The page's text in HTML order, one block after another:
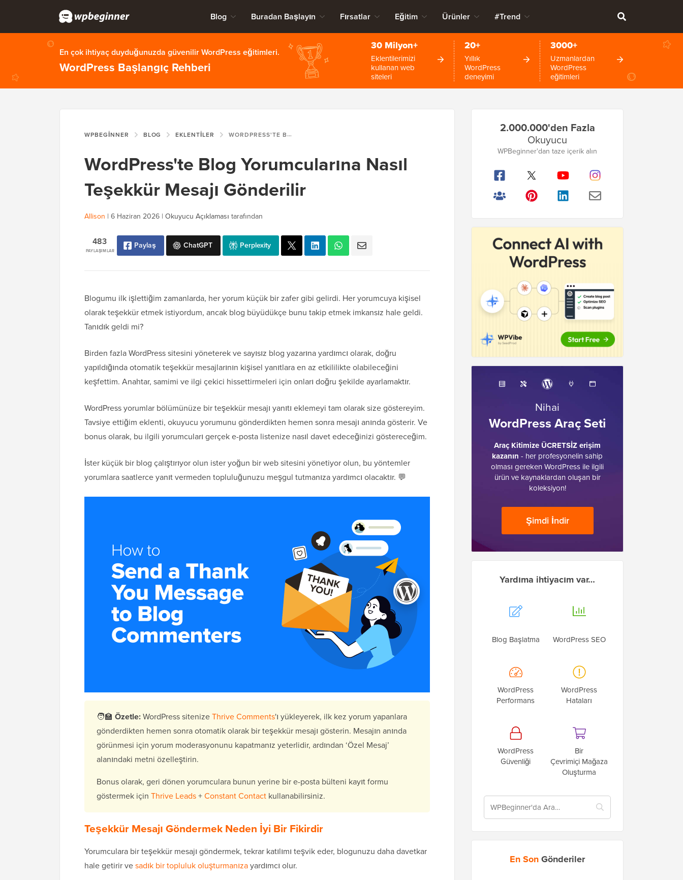
Blog Buradan Başlayın Fırsatlar Eğitim Ürünler #Trend
En çok ihtiyaç duyduğunuzda güvenilir WordPress eğitimleri.
WordPress Başlangıç Rehberi
30 Milyon+
Eklentilerimizi
kullanan web
siteleri
20+
Yıllık
WordPress
deneyimi
3000+
Uzmanlardan
WordPress
eğitimleri
WPBEGINNER BLOG EKLENTILER WORDPRESS'TE BLOG YORUMCULARINA NASIL TEŞEKKÜR MESAJI GÖNDERILIR
WordPress'te Blog Yorumcularına Nasıl
Teşekkür Mesajı Gönderilir
Allison | 6 Haziran 2026 | Okuyucu Açıklaması tarafından
PAYLAŞIMLAR
483 Paylaş ChatGPT Perplexity
Blogumu ilk işlettiğim zamanlarda, her yorum küçük bir zafer gibi gelirdi. Her yorumcuya kişisel
olarak teşekkür etmek istiyordum, ancak blog büyüdükçe bunu takip etmek imkansız hale geldi.
Tanıdık geldi mi?
Birden fazla WordPress sitesini yöneterek ve sayısız blog yazarına yardımcı olarak, doğru
yapıldığında otomatik teşekkür mesajlarının kişisel yanıtlara en az etkililikte olabileceğini
keşfettim. Anahtar, samimi ve ilgi çekici hissettirmeleri için onları doğru şekilde ayarlamaktır.
WordPress yorumlar bölümünüze bir teşekkür mesajı yanıtı eklemeyi tam olarak size göstereyim.
Tavsiye ettiğim eklenti, okuyucu yorumunu gönderdikten hemen sonra mesajı anında gösterir. Ve
bonus olarak, bu ilgili yorumcuları gerçek e-posta listenize nasıl davet edeceğinizi göstereceğim.
İster küçük bir blog çalıştırıyor olun ister yoğun bir web sitesini yönetiyor olun, bu yöntemler
yorumlara saatlerce yanıt vermeden topluluğunuzu meşgul tutmanıza yardımcı olacaktır. 💬
🧑‍🏫 Özetle:WordPress sitenizeThrive Comments'ı yükleyerek, ilk kez yorum yapanlara
gönderdikten hemen sonra otomatik olarak bir teşekkür mesajı gösterin. Mesajın anında
görünmesi için yorum moderasyonunu kapatmanız yeterlidir, ardından ‘Özel Mesaj’
alanındaki metni özelleştirin.
Bonus olarak, geri dönen yorumculara bunun yerine bir e-posta bülteni kayıt formu
göstermek için Thrive Leads+Constant Contact kullanabilirsiniz.
Teşekkür Mesajı Göndermek Neden İyi Bir Fikirdir
Yorumculara bir teşekkür mesajı göndermek, tekrar katılımı teşvik eder, blogunuzu daha davetkar
hale getirir vesadık bir topluluk oluşturmanızayardımcı olur.
Kenar
Çubuğu
2.000.000'den Fazla
Okuyucu
WPBeginner'dan taze içerik alın
Nihai
WordPress Araç Seti
Araç Kitimize ÜCRETSİZ erişim
kazanın - her profesyonelin sahip
olması gereken WordPress ile ilgili
ürün ve kaynaklardan oluşan bir
koleksiyon!
Şimdi İndir
Yardıma ihtiyacım var…
Blog Başlatma WordPress SEO
WordPress
Performans
WordPress
Hataları
WordPress
Güvenliği
Bir
Çevrimiçi Mağaza
Oluşturma
En SonGönderiler